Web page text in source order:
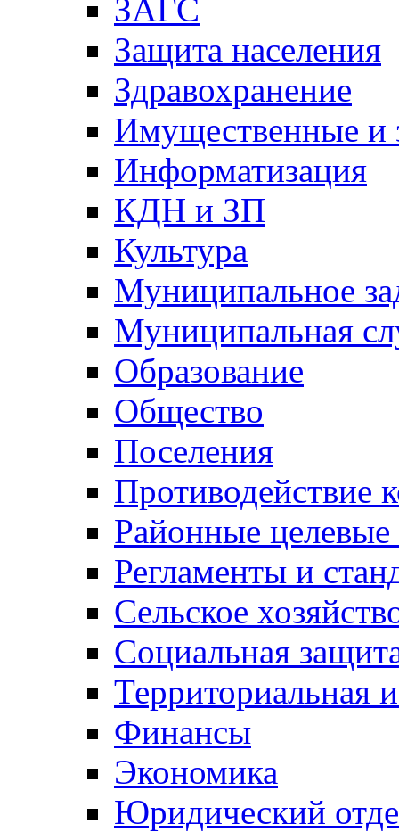
ЗАГС
Защита населения
Здравохранение
Имущественные и
Информатизация
КДН и ЗП
Культура
Муниципальное
Муниципальная
Образование
Общество
Поселения
Противодействие
Районные
Регламенты и
Сельское
Социальная
Территориальная
Финансы
Экономика
Юридический